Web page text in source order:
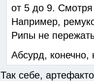
от 5 до 9.
Например,
Рипы не
Абсурд, конечно,
Так себе,